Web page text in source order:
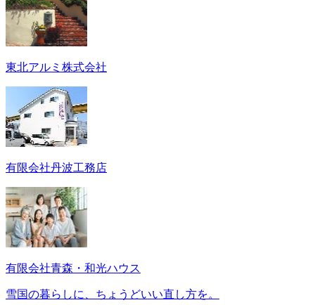
東北アルミ株式会社
有限会社丹波工務店
有限会社青森・和光ハウス
雪国の暮らしに、ちょうどいい直し方を。